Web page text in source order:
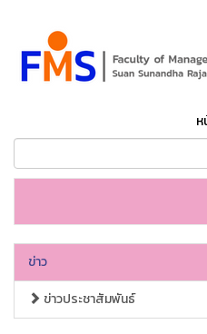
ข่าว
ข่าวประชาสัมพันธ์